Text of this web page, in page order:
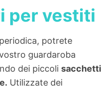
per vestiti
potrete
guardaroba
dei piccoli sacchetti
Utilizzate dei